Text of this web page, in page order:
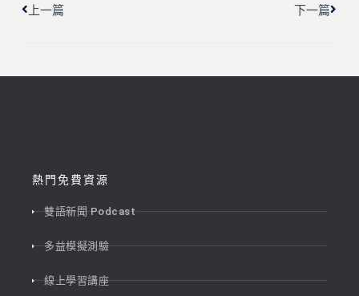
上一篇 下一篇
熱門免費資源
雙語新聞 Podcast
多益模擬測驗
線上學習講座